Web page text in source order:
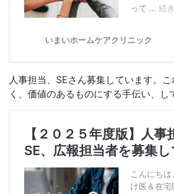
人事担当、SEさん募集しています。
く、価値のあるものにする手伝い、し